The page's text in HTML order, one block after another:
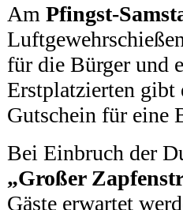
Am Pfingst-
für die Bürger und
Erstplatzierten gibt
Gutschein für eine
Bei Einbruch der
„Großer
Gäste erwartet